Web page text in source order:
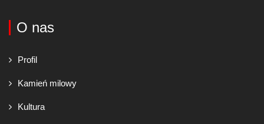
O nas
Profil
Kamień milowy
Kultura